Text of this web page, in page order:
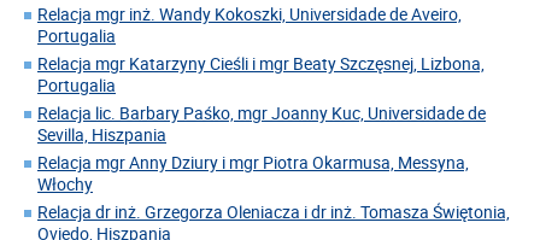
Relacja mgr inż. Wandy Kokoszki, Universidade de Aveiro,
Portugalia
Relacja mgr Katarzyny Cieśli i mgr Beaty Szczęsnej, Lizbona,
Portugalia
Relacja lic. Barbary Paśko, mgr Joanny Kuc, Universidade de
Sevilla, Hiszpania
Relacja mgr Anny Dziury i mgr Piotra Okarmusa, Messyna,
Włochy
Relacja dr inż. Grzegorza Oleniacza i dr inż. Tomasza Świętonia,
Oviedo, Hiszpania